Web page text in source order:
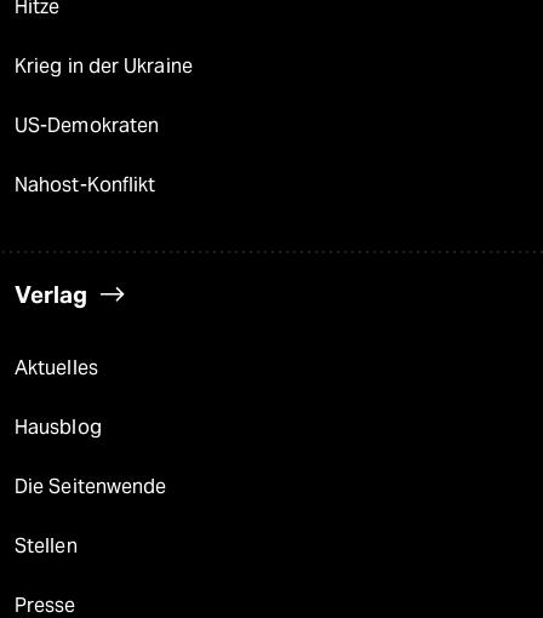
Hitze
Krieg in der Ukraine
US-Demokraten
Nahost-Konflikt
Verlag
Aktuelles
Hausblog
Die Seitenwende
Stellen
Presse